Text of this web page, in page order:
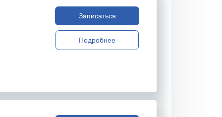
Записаться
Подробнее